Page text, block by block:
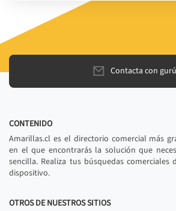
Contacta con gurú
CONTENIDO
Amarillas.cl es el directorio comercial más
en el que encontrarás la solución que
sencilla. Realiza tus búsquedas comerciales
dispositivo.
OTROS DE NUESTROS SITIOS